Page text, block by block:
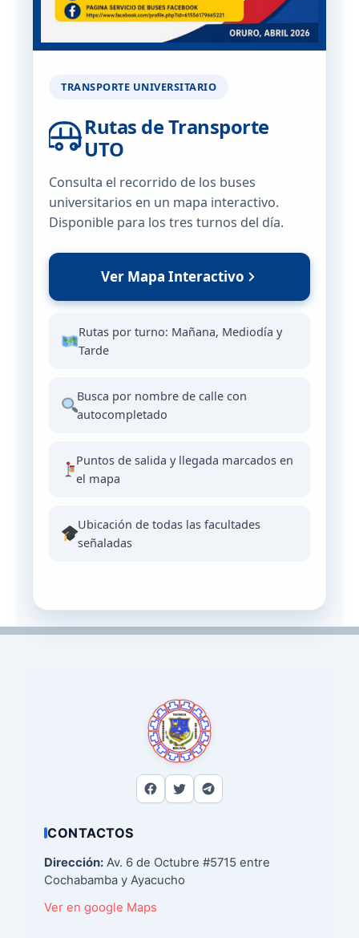
TRANSPORTE UNIVERSITARIO
Rutas de Transporte
UTO
Consulta el recorrido de los buses
universitarios en un mapa interactivo.
Disponible para los tres turnos del día.
Ver Mapa Interactivo
Rutas por turno: Mañana, Mediodía y
Tarde
Busca por nombre de calle con
autocompletado
Puntos de salida y llegada marcados en
el mapa
Ubicación de todas las facultades
señaladas
CONTACTOS
Dirección: Av. 6 de Octubre #5715 entre
Cochabamba y Ayacucho
Ver en google Maps